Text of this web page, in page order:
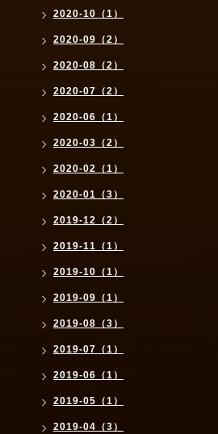
2020-10（1）
2020-09（2）
2020-08（2）
2020-07（2）
2020-06（1）
2020-03（2）
2020-02（1）
2020-01（3）
2019-12（2）
2019-11（1）
2019-10（1）
2019-09（1）
2019-08（3）
2019-07（1）
2019-06（1）
2019-05（1）
2019-04（3）